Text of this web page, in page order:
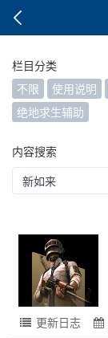
栏目分类
不限
使用说明
绝地求生辅助
内容搜索
更新日志